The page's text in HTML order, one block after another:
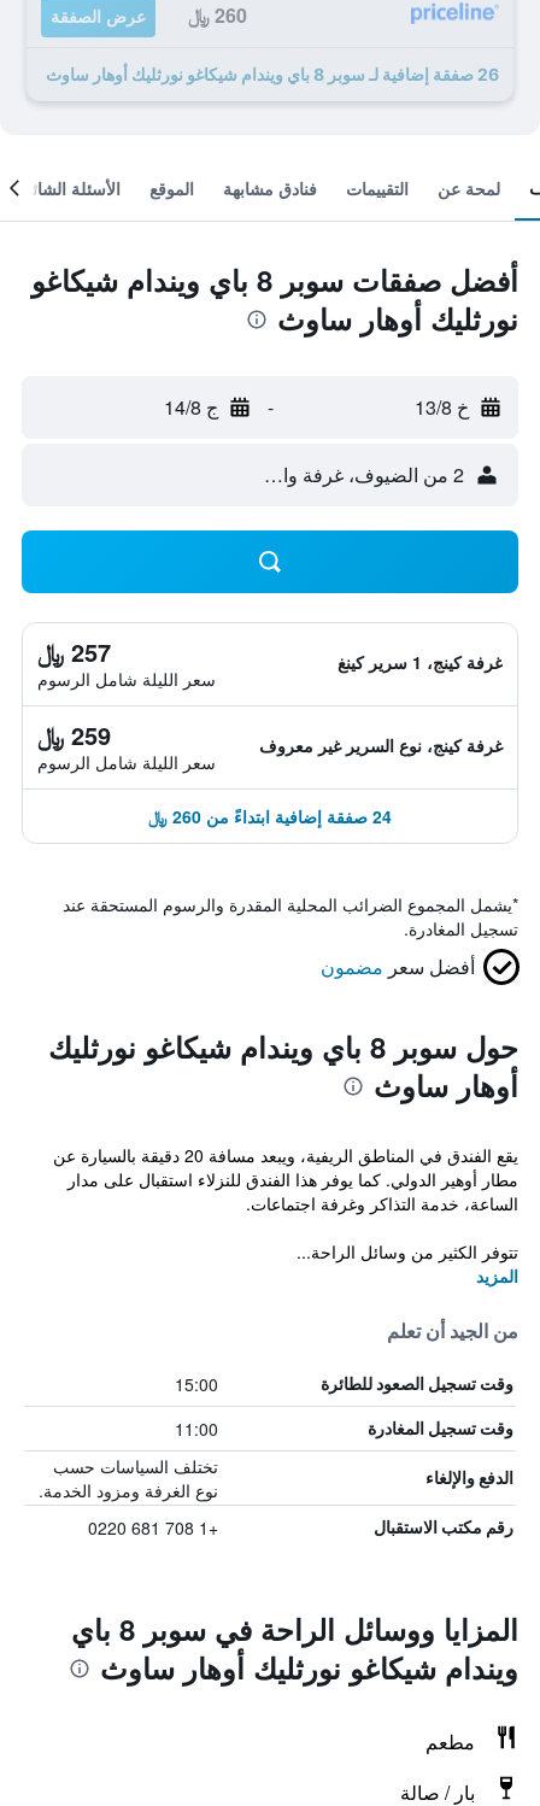
260 ﷼ عرض الصفقة
26 صفقة إضافية لـ سوبر 8 باي ويندام شيكاغو نورثليك أوهار ساوث
لمحة عن التقييمات فنادق مشابهة الموقع الأسئلة الشائعة
أفضل صفقات سوبر 8 باي ويندام شيكاغو
نورثليك أوهار ساوث
خ 13/8 - ج 14/8
2 من الضيوف، غرفة واحدة
غرفة كينج، 1 سرير كينغ 257 ﷼
سعر الليلة شامل الرسوم
غرفة كينج، نوع السرير غير معروف 259 ﷼
سعر الليلة شامل الرسوم
24 صفقة إضافية ابتداءً من 260 ﷼
*يشمل المجموع الضرائب المحلية المقدرة والرسوم المستحقة عند
تسجيل المغادرة.
أفضل سعر مضمون
حول سوبر 8 باي ويندام شيكاغو نورثليك
أوهار ساوث
يقع الفندق في المناطق الريفية، ويبعد مسافة 20 دقيقة بالسيارة عن
مطار أوهير الدولي. كما يوفر هذا الفندق للنزلاء استقبال على مدار
الساعة، خدمة التذاكر وغرفة اجتماعات.
تتوفر الكثير من وسائل الراحة...
المزيد
من الجيد أن تعلم
وقت تسجيل الصعود للطائرة 15:00
وقت تسجيل المغادرة 11:00
الدفع والإلغاء
تختلف السياسات حسب
نوع الغرفة ومزود الخدمة.
رقم مكتب الاستقبال +1 708 681 0220
المزايا ووسائل الراحة في سوبر 8 باي
ويندام شيكاغو نورثليك أوهار ساوث
مطعم
بار / صالة